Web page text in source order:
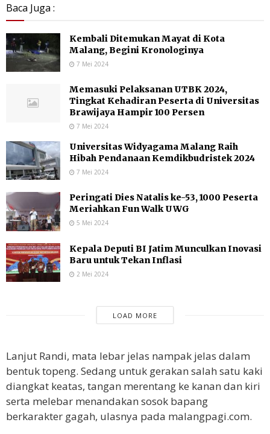
Baca Juga :
Kembali Ditemukan Mayat di Kota
Malang, Begini Kronologinya
7 Mei 2024
Memasuki Pelaksanan UTBK 2024,
Tingkat Kehadiran Peserta di Universitas
Brawijaya Hampir 100 Persen
7 Mei 2024
Universitas Widyagama Malang Raih
Hibah Pendanaan Kemdikbudristek 2024
7 Mei 2024
Peringati Dies Natalis ke-53, 1000 Peserta
Meriahkan Fun Walk UWG
5 Mei 2024
Kepala Deputi BI Jatim Munculkan Inovasi
Baru untuk Tekan Inflasi
2 Mei 2024
LOAD MORE
Lanjut Randi, mata lebar jelas nampak jelas dalam
bentuk topeng. Sedang untuk gerakan salah satu kaki
diangkat keatas, tangan merentang ke kanan dan kiri
serta melebar menandakan sosok bapang
berkarakter gagah, ulasnya pada malangpagi.com.